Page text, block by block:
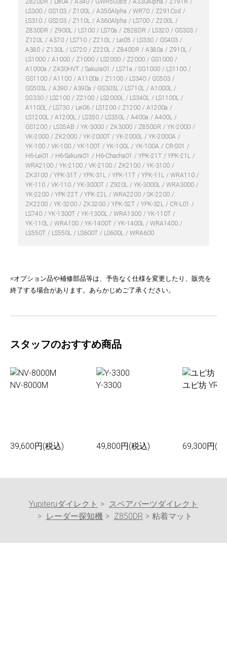
LS300
GS103 Z100L A350Alpha WR70
Z291Csd
LS310
GS203 Z110L A360Alpha LS700
Z200L
Z830DR
Z900L LS100 LS70a Z828DR LS320
GS303
Z120L
A370 LS710 Z210L Lei05 LS330
GS403
A380
Z130L LS720 Z220L Z840DR A380a
Z910L
LS1000
A1000 Z1000 LS2000 Z2000
GS1000
A1000a
Z430HVT Sakura01 LS71a SG1000
LS1100
GS1100
A1100 A1100a Z1100 LS340
GS503
GS503L
A390 A390a GS303L LS710L
A1000L
SG330
LS2100 Z2100 LS2000L LS340L
LS1100L
A1100L
LS730 Lei06 LS1200 Z1200
A1200a
LS1200L
A1200L LS350 LS350L A400a
A400L
GS1200
LS35AB YK-3000 ZK3000 Z850DR
YK-2000
VK-2000
ZK2000 YK-2000T YK-2000L
YK-2000A
YK-100
VK-100 YK-100T YK-100L YK-100A
CR-S01
H6-Lei01
H6-Sakura01 H6-Chacha01 YPK-21T
YPK-21L
WRA2100
YK-2100 VK-2100 ZK2100
YK-3100
ZK3100
YPK-31T YPK-31L YPK-11T YPK-11L
WRA110
YK-110
VK-110 YK-3000T Z920L YK-3000L
WRA3000
YK-2200
YPK-22T YPK-22L WRA2200
SK-2200
ZK2200
YK-3200 ZK3200 YPK-32T YPK-32L
CR-L01
LS740
YK-1300T YK-1300L WRA1300
YK-110T
YK-110L
WRA100 YK-1400T YK-1400L
WRA1400
LS550T
LS550L LS600T LS600L WRA600
※オプション品や補修部品等は、予告なく仕様を変更したり、販売を
終了する場合があります。あらかじめご了承ください。
スタッフのおすすめ商品
NV-8000M
39,600円(税込)
Y-3300
49,800円(税込)
ユピ坊 YR-
69,300円(
Yupiteruダイレクト
スペアパーツダイレクト
レーダー探知機
Z850DR 粘着マット